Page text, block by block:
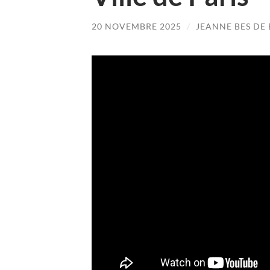
20 NOVEMBRE 2025 / JEANNE BES DE